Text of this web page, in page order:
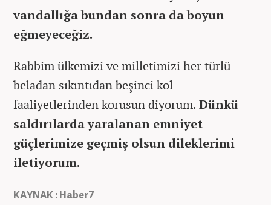
vandallığa bundan sonra da boyun
eğmeyeceğiz.
Rabbim ülkemizi ve milletimizi her türlü
beladan sıkıntıdan beşinci kol
faaliyetlerinden korusun diyorum.Dünkü
saldırılarda yaralanan emniyet
güçlerimize geçmiş olsun dileklerimi
iletiyorum.
KAYNAK : Haber7